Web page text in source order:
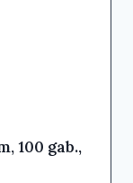
100 gab.,